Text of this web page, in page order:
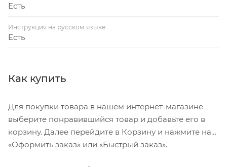
Есть
Инструкция на русском языке
Есть
Как купить
Для покупки товара в нашем интернет-магазине
выберите понравившийся товар и добавьте его в
корзину. Далее перейдите в Корзину и нажмите на
«Оформить заказ» или «Быстрый заказ».